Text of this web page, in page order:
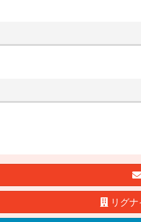
リグ